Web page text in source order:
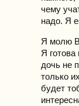
чему
надо. Я
Я молю
Я
дочь не
только
будет